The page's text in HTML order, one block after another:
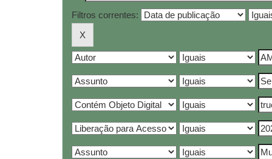
Filtros correntes: